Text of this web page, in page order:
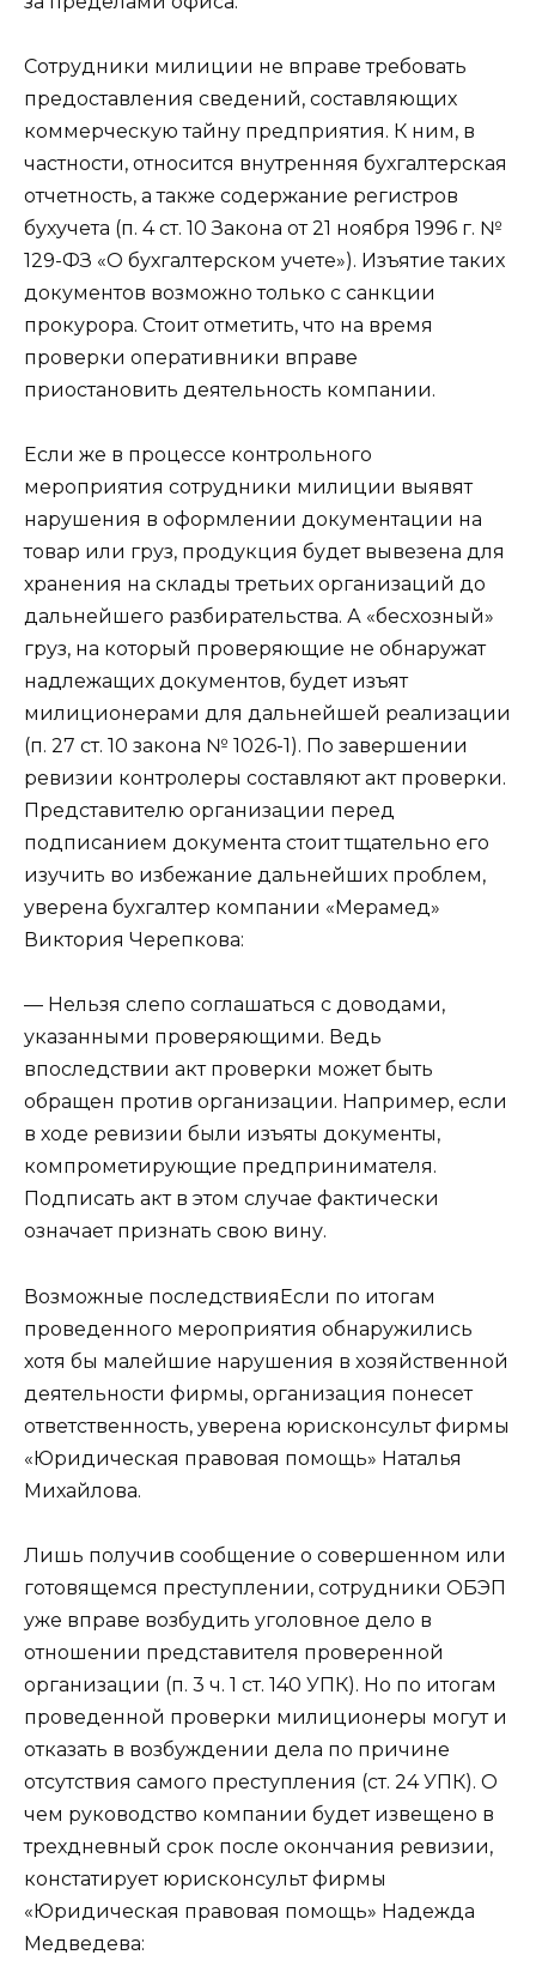
Сотрудники милиции не вправе требовать
предоставления сведений, составляющих
коммерческую тайну предприятия. К ним, в
частности, относится внутренняя бухгалтерская
отчетность, а также содержание регистров
бухучета (п. 4 ст. 10 Закона от 21 ноября 1996 г. №
129-ФЗ «О бухгалтерском учете»). Изъятие таких
документов возможно только с санкции
прокурора. Стоит отметить, что на время
проверки оперативники вправе
приостановить деятельность компании.
Если же в процессе контрольного
мероприятия сотрудники милиции выявят
нарушения в оформлении документации на
товар или груз, продукция будет вывезена для
хранения на склады третьих организаций до
дальнейшего разбирательства. А «бесхозный»
груз, на который проверяющие не обнаружат
надлежащих документов, будет изъят
милиционерами для дальнейшей реализации
(п. 27 ст. 10 закона № 1026-1). По завершении
ревизии контролеры составляют акт проверки.
Представителю организации перед
подписанием документа стоит тщательно его
изучить во избежание дальнейших проблем,
уверена бухгалтер компании «Мерамед»
Виктория Черепкова:
— Нельзя слепо соглашаться с доводами,
указанными проверяющими. Ведь
впоследствии акт проверки может быть
обращен против организации. Например, если
в ходе ревизии были изъяты документы,
компрометирующие предпринимателя.
Подписать акт в этом случае фактически
означает признать свою вину.
Возможные последствияЕсли по итогам
проведенного мероприятия обнаружились
хотя бы малейшие нарушения в хозяйственной
деятельности фирмы, организация понесет
ответственность, уверена юрисконсульт фирмы
«Юридическая правовая помощь» Наталья
Михайлова.
Лишь получив сообщение о совершенном или
готовящемся преступлении, сотрудники ОБЭП
уже вправе возбудить уголовное дело в
отношении представителя проверенной
организации (п. 3 ч. 1 ст. 140 УПК). Но по итогам
проведенной проверки милиционеры могут и
отказать в возбуждении дела по причине
отсутствия самого преступления (ст. 24 УПК). О
чем руководство компании будет извещено в
трехдневный срок после окончания ревизии,
констатирует юрисконсульт фирмы
«Юридическая правовая помощь» Надежда
Медведева: